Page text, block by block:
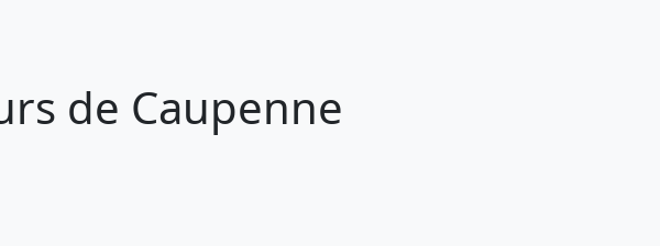
de Caupenne